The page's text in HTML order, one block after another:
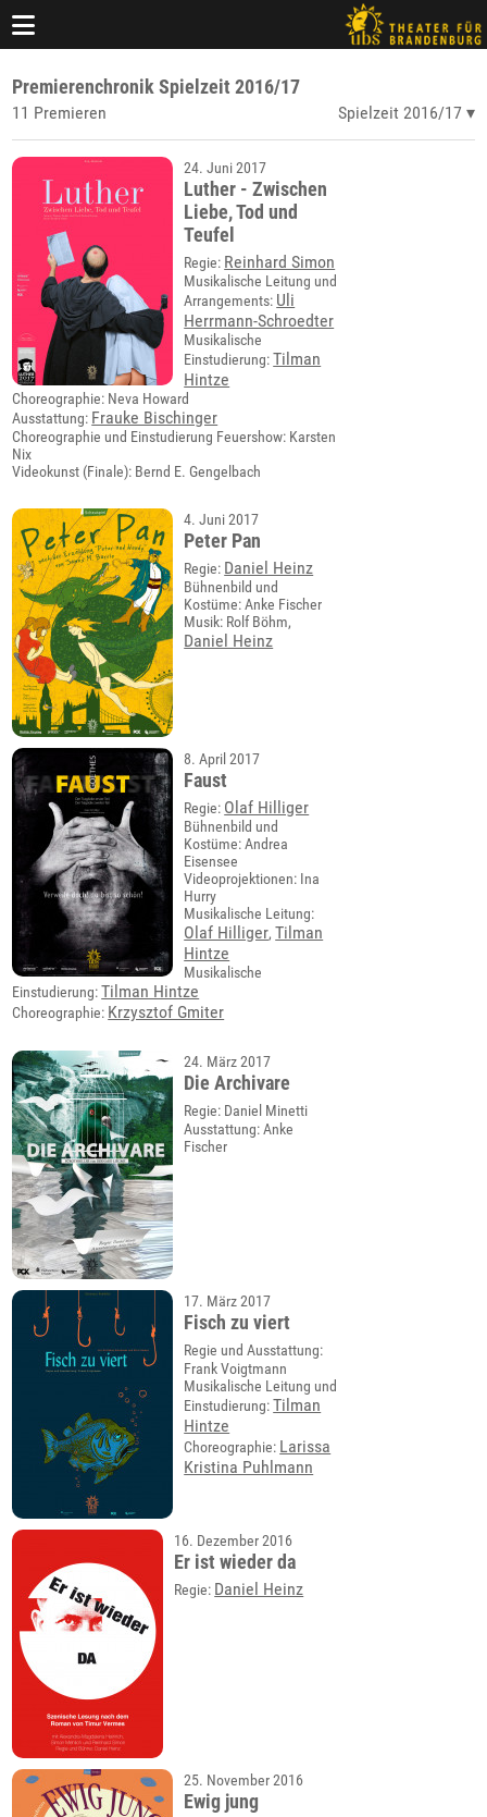
Premierenchronik Spielzeit 2016/17
11 Premieren Spielzeit 2016/17
24. Juni 2017
Luther - Zwischen
Liebe, Tod und
Teufel
Regie: Reinhard Simon
Musikalische Leitung und
Arrangements: Uli
Herrmann-Schroedter
Musikalische
Einstudierung:Tilman
Hintze
Choreographie: Neva Howard
Ausstattung: Frauke Bischinger
Choreographie und Einstudierung Feuershow: Karsten
Nix
Videokunst (Finale): Bernd E. Gengelbach
4. Juni 2017
Peter Pan
Regie: Daniel Heinz
Bühnenbild und
Kostüme: Anke Fischer
Musik: Rolf Böhm,
Daniel Heinz
8. April 2017
Faust
Regie: Olaf Hilliger
Bühnenbild und
Kostüme: Andrea
Eisensee
Videoprojektionen: Ina
Hurry
Musikalische Leitung:
Olaf Hilliger,Tilman
Hintze
Musikalische
Einstudierung:Tilman Hintze
Choreographie: Krzysztof Gmiter
24. März 2017
Die Archivare
Regie: Daniel Minetti
Ausstattung: Anke
Fischer
17. März 2017
Fisch zu viert
Regie und Ausstattung:
Frank Voigtmann
Musikalische Leitung und
Einstudierung:Tilman
Hintze
Choreographie: Larissa
Kristina Puhlmann
16. Dezember 2016
Er ist wieder da
Regie: Daniel Heinz
25. November 2016
Ewig jung